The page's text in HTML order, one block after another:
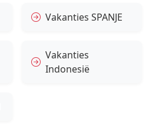
Vakanties SPANJE
Vakanties
Indonesië